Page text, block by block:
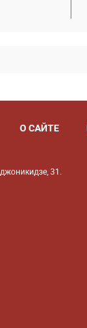
О САЙТЕ
31.